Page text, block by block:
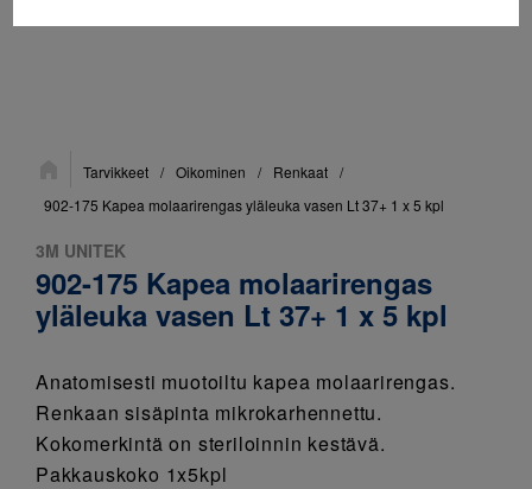
Sijainti:Tarvikkeet / Oikominen / Renkaat /
902-175 Kapea molaarirengas yläleuka vasen Lt 37+ 1 x 5 kpl
3M UNITEK
902-175 Kapea molaarirengas
yläleuka vasen Lt 37+ 1 x 5 kpl
Anatomisesti muotoiltu kapea molaarirengas.
Renkaan sisäpinta mikrokarhennettu.
Kokomerkintä on steriloinnin kestävä.
Pakkauskoko 1x5kpl